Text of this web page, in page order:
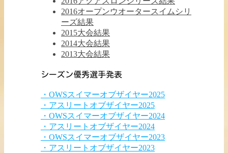
2016オープンウオータースイムシリ
ーズ結果
2015大会結果
2014大会結果
2013大会結果
シーズン優秀選手発表
・OWSスイマーオブザイヤー2025
・アスリートオブザイヤー2025
・OWSスイマーオブザイヤー2024
・アスリートオブザイヤー2024
・OWSスイマーオブザイヤー2023
・アスリートオブザイヤー2023